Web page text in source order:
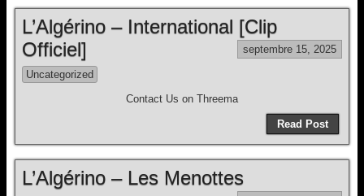
L’Algérino – International [Clip
Officiel]
septembre 15, 2025
Uncategorized
Contact Us on Threema
Read Post
L’Algérino – Les Menottes